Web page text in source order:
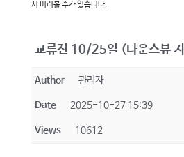
서 미리볼 수가 있습니다.
교류전 10/25일 (다운스뷰
Author 관리자
Date 2025-10-27 15:39
Views 10612